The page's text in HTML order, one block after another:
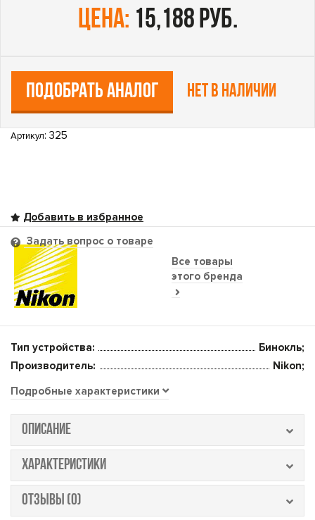
цена: 15,188 руб.
ПОДОБРАТЬ АНАЛОГ Нет в наличии
Артикул: 325
Все товары
этого бренда
Задать вопрос о товаре
Тип устройства:
Бинокль;
Производитель:
Nikon;
Подробные характеристики
ОПИСАНИЕ
ХАРАКТЕРИСТИКИ
ОТЗЫВЫ (0)